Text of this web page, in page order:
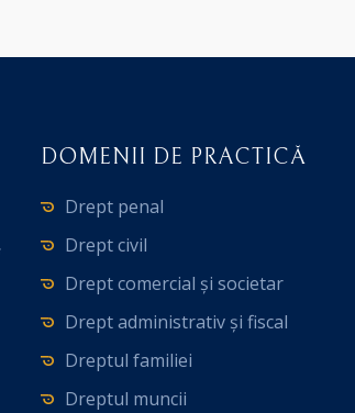
DOMENII DE PRACTICĂ
Drept penal
Drept civil
Drept comercial și societar
Drept administrativ și fiscal
Dreptul familiei
Dreptul muncii